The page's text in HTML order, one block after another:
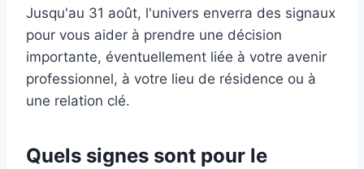
Jusqu'au 31 août, l'univers enverra des signaux
pour vous aider à prendre une décision
importante, éventuellement liée à votre avenir
professionnel, à votre lieu de résidence ou à
une relation clé.
Quels signes sont pour le